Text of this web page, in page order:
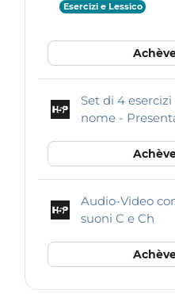
Esercizi e Lessico
Set di 4
nome -
Audio-Video
suoni C e Ch